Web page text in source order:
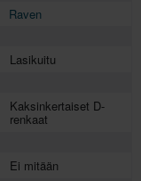
Raven
Lasikuitu
Kaksinkertaiset D-
renkaat
Ei mitään